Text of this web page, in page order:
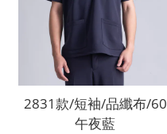
2831款/短袖/品纖布/60
午夜藍